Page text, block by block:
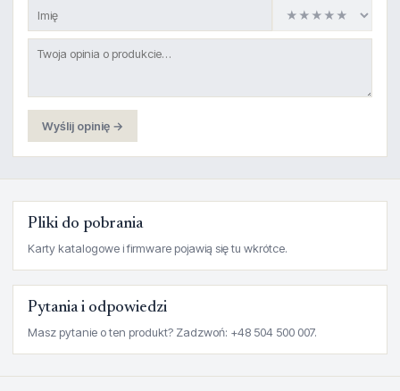
Wyślij opinię →
Pliki do pobrania
Karty katalogowe i firmware pojawią się tu wkrótce.
Pytania i odpowiedzi
Masz pytanie o ten produkt? Zadzwoń: +48 504 500 007.